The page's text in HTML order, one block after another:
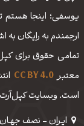
یوسفی؛ اینجا هستم
ارجمندم به رایگان به
تمامی حقوق برای
معتبرCC BY 4.0
است. وبسایت کپل‌آرت
ایـران - نصف جهـان